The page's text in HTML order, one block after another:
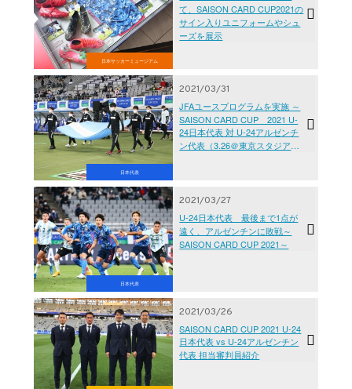
日本サッカーミュージアム
て、SAISON CARD CUP2021の
サイン入りユニフォームやシュ
ーズを展示
日本代表
2021/03/31
JFAユースプログラムを実施 ～
SAISON CARD CUP 2021 U-
24日本代表 対 U-24アルゼンチ
ン代表（3.26＠東京スタジア
日本代表
2021/03/27
U-24日本代表 最後まで1点が
遠く、アルゼンチンに敗戦～
SAISON CARD CUP 2021～
2021/03/26
SAISON CARD CUP 2021 U-24
日本代表 vs U-24アルゼンチン
代表 担当審判員紹介